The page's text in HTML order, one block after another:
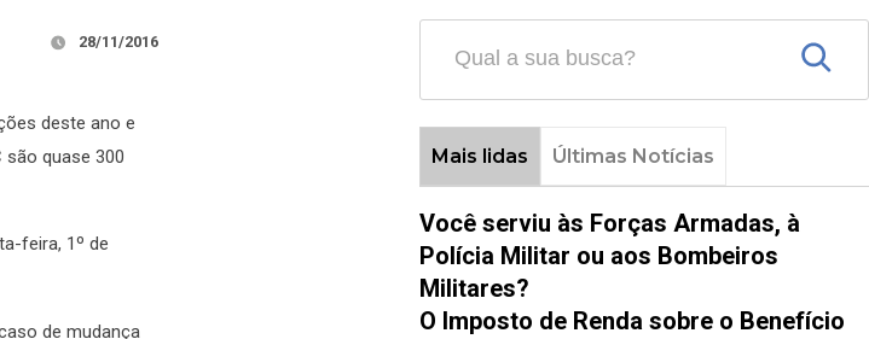
28/11/2016
deste ano e
são quase 300
feira, 1º de
de mudança
Mais lidas Últimas Notícias
Você serviu às Forças Armadas, à
Polícia Militar ou aos Bombeiros
Militares?
O Imposto de Renda sobre o Benefício